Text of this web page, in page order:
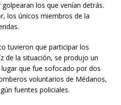
los que venían detrás.
los únicos miembros de la
tuvieron que participar los
de la situación, se produjo un
que fue sofocado por dos
voluntarios de Médanos,
fuentes policiales.